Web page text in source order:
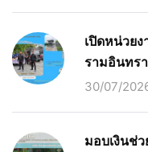
เปิดหน่วย
รามอินทร
30/07/
มอบเงินช่